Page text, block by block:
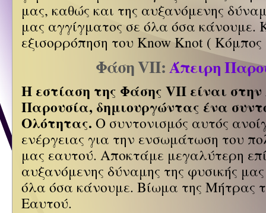
μας, καθώς και της αυξανόμενης
μας αγγίγματος σε όλα όσα κάνουμε.
εξισορρόπηση του Know Knot (
Φάση VII:Άπειρη
Η εστίαση της Φάσης VII είναι
Παρουσία, δημιουργώντας ένα
Ολότητας. Ο συντονισμός αυτός
ενέργειας για την ενσωμάτωση του
μας εαυτού. Αποκτάμε μεγαλύτερη
αυξανόμενης δύναμης της φυσικής
όλα όσα κάνουμε. Βίωμα της Μήτρας
Εαυτού.